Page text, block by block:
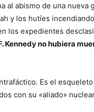
al abismo de una
y los hutíes
los expedientes
Kennedy no hubiera
Es el
con su «aliado»